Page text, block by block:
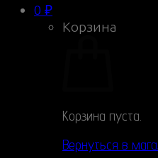
0 ₽
Корзина
Корзина пуста.
Вернуться в